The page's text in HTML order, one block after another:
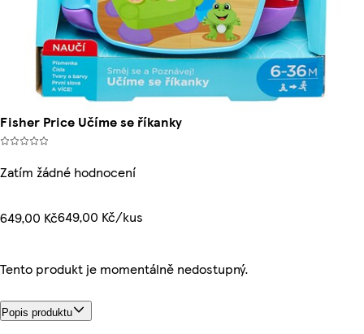
Fisher Price Učíme se říkanky
Zatím žádné hodnocení
649,00 Kč649,00 Kč/kus
Tento produkt je momentálně nedostupný.
Popis produktu